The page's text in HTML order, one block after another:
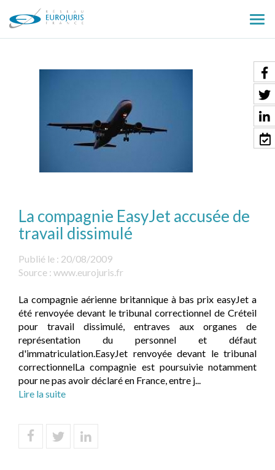
le
La compagnie EasyJet accusée de
travail dissimulé
Publié le : 20/08/2009
Source : www.eurojuris.fr
La compagnie aérienne britannique à bas prix easyJet a
été renvoyée devant le tribunal correctionnel de Créteil
pour travail dissimulé, entraves aux organes de
représentation du personnel et défaut
d'immatriculation.EasyJet renvoyée devant le tribunal
correctionnelLa compagnie est poursuivie notamment
pour ne pas avoir déclaré en France, entre j...
Lire la suite